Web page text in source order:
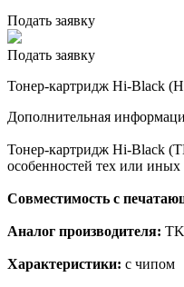
Подать заявку
Подать заявку
Тонер-картридж Hi-Black
Дополнительная
Тонер-картридж Hi-Black
особенностей тех или
Совместимость с
Аналог производителя:
Характеристики: с чипом